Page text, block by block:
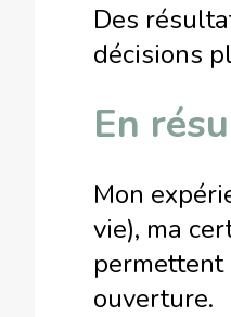
Des
décisions
En
Mon
vie), ma
permettent
ouverture.